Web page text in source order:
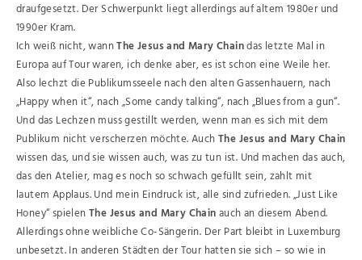
draufgesetzt. Der Schwerpunkt liegt allerdings auf altem 1980er und
1990er Kram.
Ich weiß nicht, wannThe Jesus and Mary Chaindas letzte Mal in
Europa auf Tour waren, ich denke aber, es ist schon eine Weile her.
Also lechzt die Publikumsseele nach den alten Gassenhauern, nach
„Happy when it“, nach „Some candy talking“, nach „Blues from a gun“.
Und das Lechzen muss gestillt werden, wenn man es sich mit dem
Publikum nicht verscherzen möchte. AuchThe Jesus and Mary Chain
wissen das, und sie wissen auch, was zu tun ist. Und machen das auch,
das den Atelier, mag es noch so schwach gefüllt sein, zahlt mit
lautem Applaus. Und mein Eindruck ist, alle sind zufrieden. „Just Like
Honey“ spielenThe Jesus and Mary Chainauch an diesem Abend.
Allerdings ohne weibliche Co-Sängerin. Der Part bleibt in Luxemburg
unbesetzt. In anderen Städten der Tour hatten sie sich – so wie in